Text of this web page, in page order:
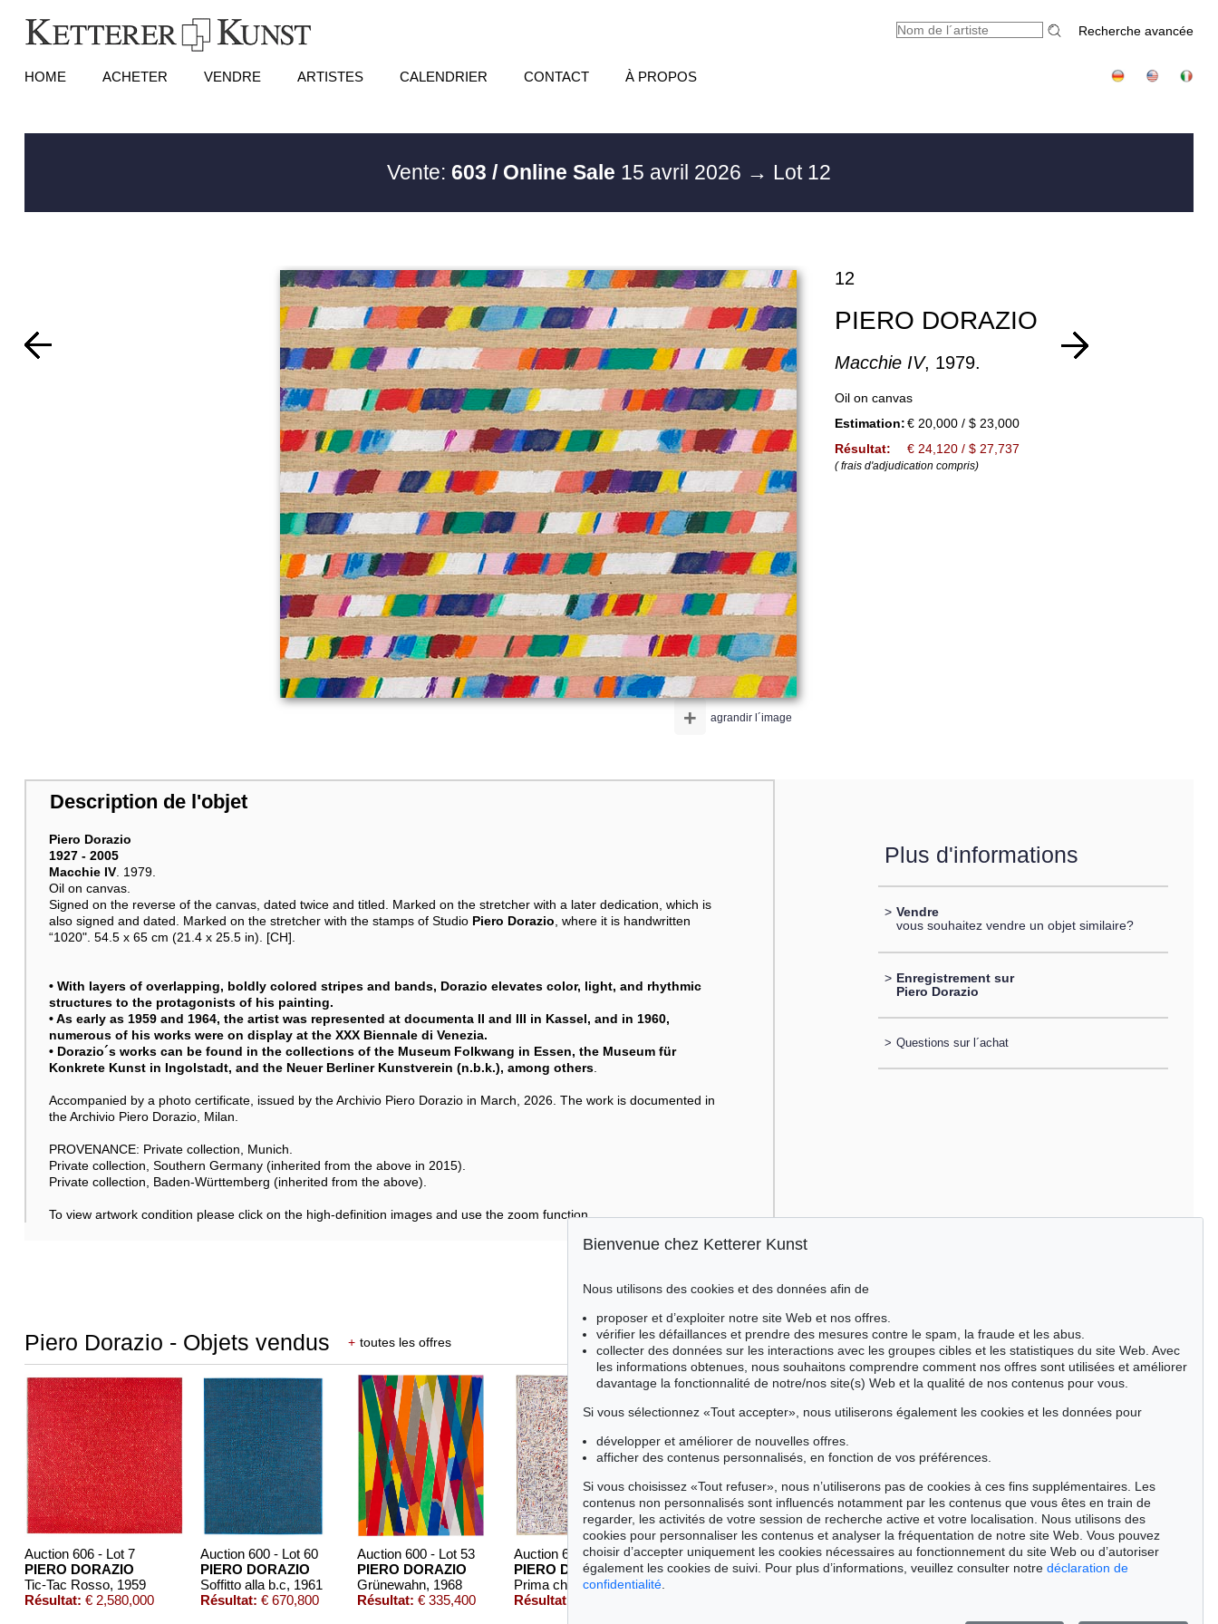
Recherche avancée
HOME ACHETER VENDRE ARTISTES CALENDRIER CONTACT À PROPOS
Vente: 603 / Online Sale 15 avril 2026 → Lot 12
agrandir l´image
+
12
PIERO DORAZIO
Macchie IV, 1979.
Oil on canvas
Estimation: € 20,000 / $ 23,000
Résultat:
€ 24,120 / $ 27,737
( frais d'adjudication compris)
Description de l'objet
Piero Dorazio
1927 - 2005
Macchie IV. 1979.
Oil on canvas.
Signed on the reverse of the canvas, dated twice and titled. Marked on the stretcher with a later dedication, which is
also signed and dated. Marked on the stretcher with the stamps of Studio Piero Dorazio, where it is handwritten
“1020". 54.5 x 65 cm (21.4 x 25.5 in). [CH].
• With layers of overlapping, boldly colored stripes and bands, Dorazio elevates color, light, and rhythmic
structures to the protagonists of his painting.
• As early as 1959 and 1964, the artist was represented at documenta II and III in Kassel, and in 1960,
numerous of his works were on display at the XXX Biennale di Venezia.
• Dorazio´s works can be found in the collections of the Museum Folkwang in Essen, the Museum für
Konkrete Kunst in Ingolstadt, and the Neuer Berliner Kunstverein (n.b.k.), among others.
Accompanied by a photo certificate, issued by the Archivio Piero Dorazio in March, 2026. The work is documented in
the Archivio Piero Dorazio, Milan.
PROVENANCE: Private collection, Munich.
Private collection, Southern Germany (inherited from the above in 2015).
Private collection, Baden-Württemberg (inherited from the above).
To view artwork condition please click on the high-definition images and use the zoom function.
Plus d'informations
> Vendre
vous souhaitez vendre un objet similaire?
> Enregistrement sur
Piero Dorazio
> Questions sur l´achat
Piero Dorazio - Objets vendus + toutes les offres
Auction 606 - Lot 7
PIERO DORAZIO
Tic-Tac Rosso, 1959
Résultat: € 2,580,000
Auction 600 - Lot 60
PIERO DORAZIO
Soffitto alla b.c, 1961
Résultat: € 670,800
Auction 600 - Lot 53
PIERO DORAZIO
Grünewahn, 1968
Résultat: € 335,400
Auction 606 - Lot 54
PIERO DORAZIO
Prima che il lago geli, 1958
Résultat:
Auction 601 - Lot 166
PIERO DORAZIO
Auction 529 - Lot 169
PIERO DORAZIO
Bienvenue chez Ketterer Kunst
Nous utilisons des cookies et des données afin de
proposer et d’exploiter notre site Web et nos offres.
vérifier les défaillances et prendre des mesures contre le spam, la fraude et les abus.
collecter des données sur les interactions avec les groupes cibles et les statistiques du site Web. Avec
les informations obtenues, nous souhaitons comprendre comment nos offres sont utilisées et améliorer
davantage la fonctionnalité de notre/nos site(s) Web et la qualité de nos contenus pour vous.
Si vous sélectionnez «Tout accepter», nous utiliserons également les cookies et les données pour
développer et améliorer de nouvelles offres.
afficher des contenus personnalisés, en fonction de vos préférences.
Si vous choisissez «Tout refuser», nous n’utiliserons pas de cookies à ces fins supplémentaires. Les
contenus non personnalisés sont influencés notamment par les contenus que vous êtes en train de
regarder, les activités de votre session de recherche active et votre localisation. Nous utilisons des
cookies pour personnaliser les contenus et analyser la fréquentation de notre site Web. Vous pouvez
choisir d’accepter uniquement les cookies nécessaires au fonctionnement du site Web ou d’autoriser
également les cookies de suivi. Pour plus d’informations, veuillez consulter notre déclaration de
confidentialité